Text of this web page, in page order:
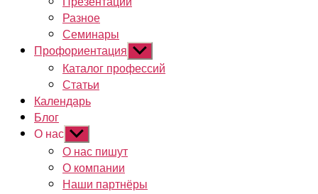
Разное
Семинары
Профориентация Показывать
подменю
Каталог профессий
Статьи
Календарь
Блог
О нас Показывать
подменю
О нас пишут
О компании
Наши партнёры